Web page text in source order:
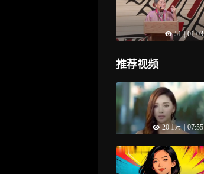
51 | 01:03
推荐视频
20.1万 07:55